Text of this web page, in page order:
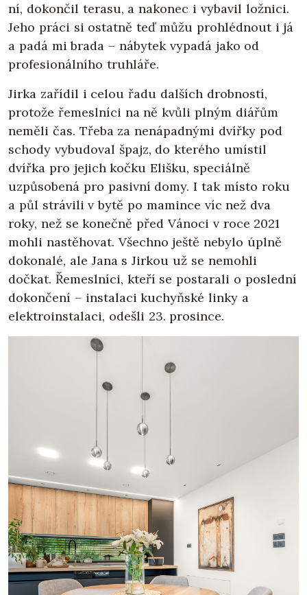
ní, dokončil terasu, a nakonec i vybavil ložnici.
Jeho práci si ostatně teď můžu prohlédnout i já
a padá mi brada – nábytek vypadá jako od
profesionálního truhláře.
Jirka zařídil i celou řadu dalších drobností,
protože řemeslníci na ně kvůli plným diářům
neměli čas. Třeba za nenápadnými dvířky pod
schody vybudoval špajz, do kterého umístil
dvířka pro jejich kočku Elišku, speciálně
uzpůsobená pro pasivní domy. I tak místo roku
a půl strávili v bytě po mamince víc než dva
roky, než se konečně před Vánoci v roce 2021
mohli nastěhovat. Všechno ještě nebylo úplně
dokonalé, ale Jana s Jirkou už se nemohli
dočkat. Řemeslníci, kteří se postarali o poslední
dokončení – instalaci kuchyňské linky a
elektroinstalaci, odešli 23. prosince.